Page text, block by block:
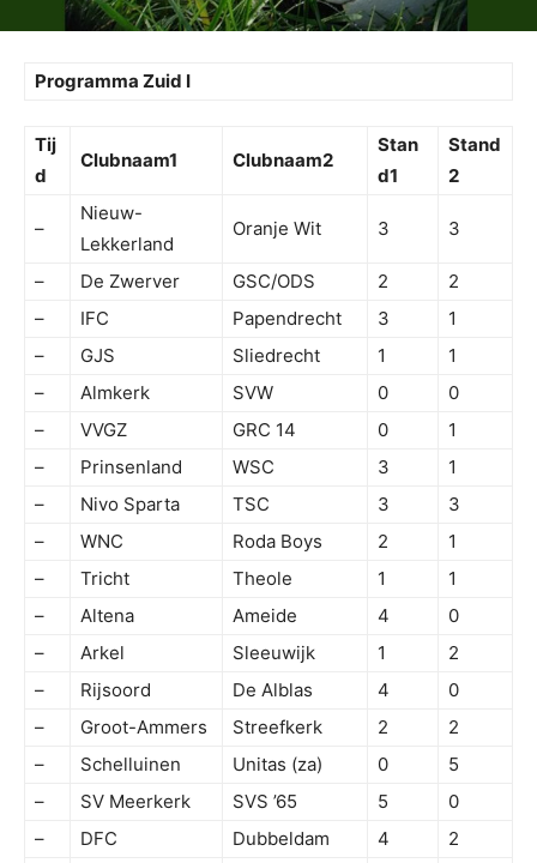
Programma Zuid I
Tij
d
Clubnaam1 Clubnaam2
Stan
d1
Stand
2
–
Nieuw-
Lekkerland
Oranje Wit 3 3
– De Zwerver GSC/ODS 2
2
–
IFC Papendrecht 3
1
–
GJS Sliedrecht 1
1
–
Almkerk SVW 0
0
–
VVGZ GRC 14 0
1
–
Prinsenland WSC 3
1
–
Nivo Sparta TSC 3
3
–
WNC Roda Boys 2
1
–
Tricht Theole 1
1
–
Altena Ameide 4
0
–
Arkel Sleeuwijk 1
2
–
Rijsoord De Alblas 4
0
–
Groot-Ammers Streefkerk 2
2
–
Schelluinen Unitas (za) 0
5
–
SV Meerkerk SVS ’65 5
0
–
DFC Dubbeldam 4
2